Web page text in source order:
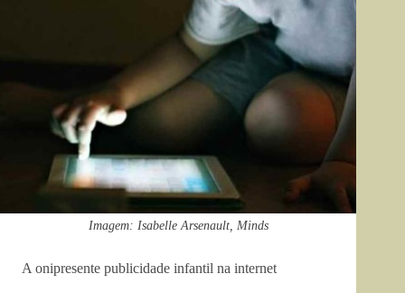
Imagem: Isabelle Arsenault, Minds
A onipresente publicidade infantil na internet